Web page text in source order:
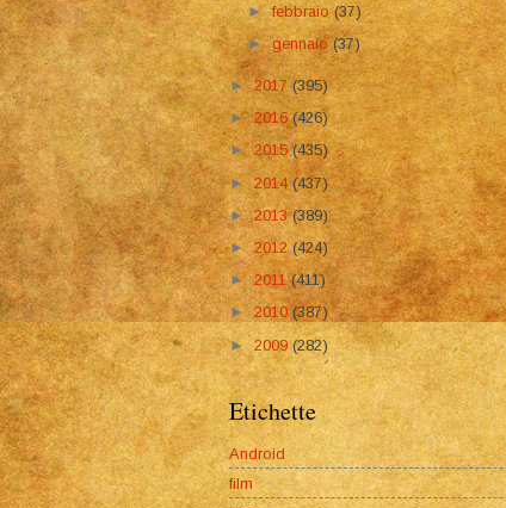
►febbraio(37)
►gennaio(37)
►2017(395)
►2016(426)
►2015(435)
►2014(437)
►2013(389)
►2012(424)
►2011(411)
►2010(387)
►2009(282)
Etichette
Android
film